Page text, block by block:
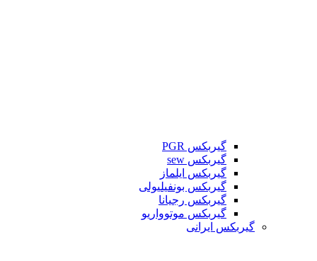
گیربکس PGR
گیربکس sew
گیربکس ایلماز
گیربکس بونفیلیولی
گیربکس رجیانا
گیربکس موتوواریو
گیربکس ایرانی